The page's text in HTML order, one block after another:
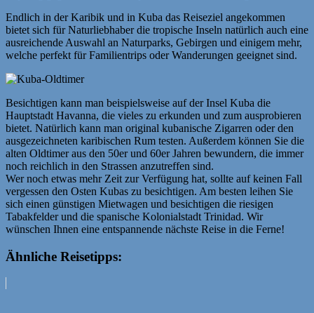
Endlich in der Karibik und in Kuba das Reiseziel angekommen
bietet sich für Naturliebhaber die tropische Inseln natürlich auch eine
ausreichende Auswahl an Naturparks, Gebirgen und einigem mehr,
welche perfekt für Familientrips oder Wanderungen geeignet sind.
Besichtigen kann man beispielsweise auf der Insel Kuba die
Hauptstadt Havanna, die vieles zu erkunden und zum ausprobieren
bietet. Natürlich kann man original kubanische Zigarren oder den
ausgezeichneten karibischen Rum testen. Außerdem können Sie die
alten Oldtimer aus den 50er und 60er Jahren bewundern, die immer
noch reichlich in den Strassen anzutreffen sind.
Wer noch etwas mehr Zeit zur Verfügung hat, sollte auf keinen Fall
vergessen den Osten Kubas zu besichtigen. Am besten leihen Sie
sich einen günstigen Mietwagen und besichtigen die riesigen
Tabakfelder und die spanische Kolonialstadt Trinidad. Wir
wünschen Ihnen eine entspannende nächste Reise in die Ferne!
Ähnliche Reisetipps: